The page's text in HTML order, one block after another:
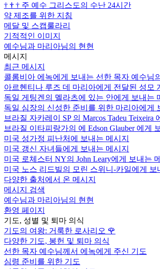
† † † 주 예수 그리스도의 수난 24시간
약 제조를 위한 지침
메달 및 스캡룰라리
기적적인 이미지
예수님과 마리아님의 현현
메시지
최근 메시지
콜롬비아 에녹에게 보내는 선한 목자 예수님
아르헨티나 루즈 데 마리아에게 전달된 성모
독일 게팅겐의 멜라츠에 있는 안에게 보내는
독일 심장의 신성한 준비를 위한 마리아에게
브라질 자카레이 SP 의 Marcos Tadeu Teixeira
브라질 이타피랑가의 에 Edson Glauber 에게
미국 성가정 피난처에 보내는 메시지
미국 갱신 자녀들에게 보내는 메시지
미국 로체스터 NY의 John Leary에게 보내는
미국 노스 리드빌의 모린 스위니-카일에게 보
다양한 출처에서 온 메시지
메시지 검색
예수님과 마리아님의 현현
환영 페이지
기도, 성별 및 퇴마 의식
기도의 여왕: 거룩한 로사리오 🌹
다양한 기도, 봉헌 및 퇴마 의식
선한 목자 예수님께서 에녹에게 주신 기도
심령 준비를 위한 기도